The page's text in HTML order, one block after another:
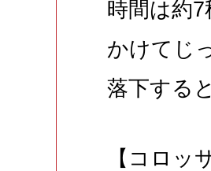
時間は約
かけてじ
落下する
【コロッ